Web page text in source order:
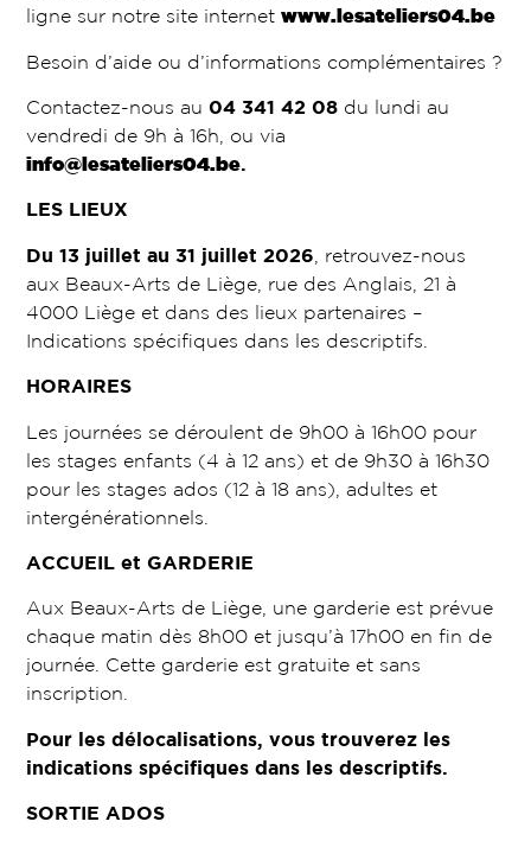
ligne sur notre site internetwww.lesateliers04.be
Besoin d’aide ou d’informations complémentaires ?
Contactez-nous au04 341 42 08 du lundi au
vendredi de 9h à 16h, ou via
info@lesateliers04.be.
LES LIEUX
Du 13 juillet au 31 juillet 2026 , retrouvez-nous
aux Beaux-Arts de Liège, rue des Anglais, 21 à
4000 Liège et dans des lieux partenaires –
Indications spécifiques dans les descriptifs.
HORAIRES
Les journées se déroulent de 9h00 à 16h00 pour
les stages enfants (4 à 12 ans) et de 9h30 à 16h30
pour les stages ados (12 à 18 ans), adultes et
intergénérationnels.
ACCUEIL et GARDERIE
Aux Beaux-Arts de Liège, une garderie est prévue
chaque matin dès 8h00 et jusqu’à 17h00 en fin de
journée. Cette garderie est gratuite et sans
inscription.
Pour les délocalisations, vous trouverez les
indications spécifiques dans les descriptifs.
SORTIE ADOS